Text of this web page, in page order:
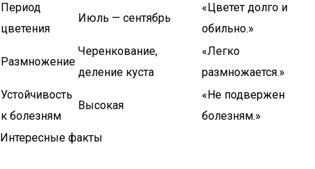
Период
цветения
Июль — сентябрь
«Цветет долго и
обильно.»
Размножение
Черенкование,
деление куста
«Легко
размножается.»
Устойчивость
к болезням
Высокая
«Не подвержен
болезням.»
Интересные факты